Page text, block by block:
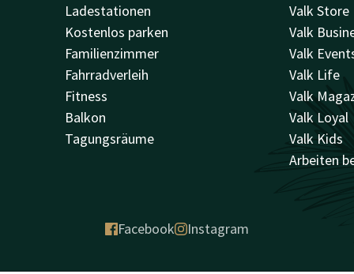
Ladestationen
Kostenlos parken
Familienzimmer
Fahrradverleih
Fitness
Balkon
Tagungsräume
Valk Store
Valk
Valk
Valk Life
Valk
Valk Loyal
Valk Kids
Arbeiten
Facebook Instagram